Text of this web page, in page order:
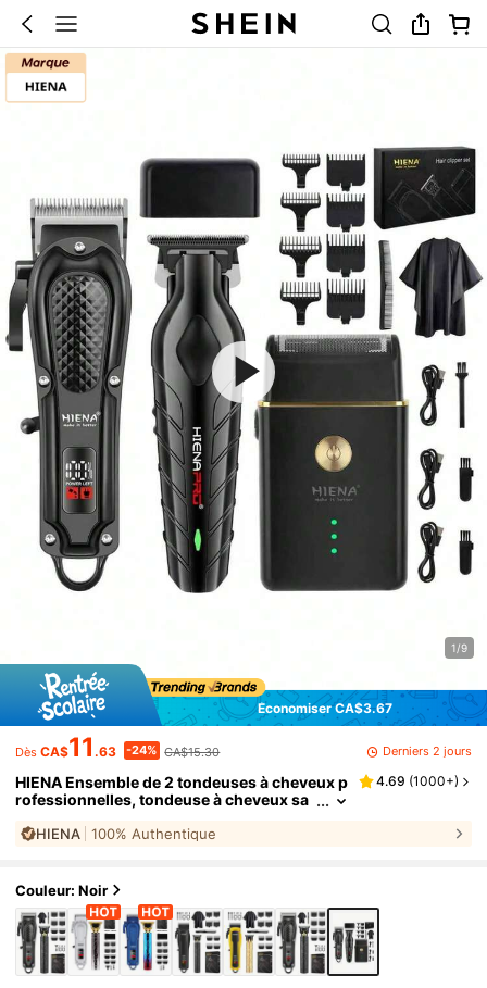
1/9
Économiser CA$3.67
Dès CA$11 .63 -24% CA$15.30 Derniers 2 jours
HIENA Ensemble de 2 tondeuses à cheveux p
rofessionnelles, tondeuse à cheveux sa
lame T9 pour un rasage lisse, port de charge
4.69 (1000+)
HIENA 100% Authentique
Couleur: Noir